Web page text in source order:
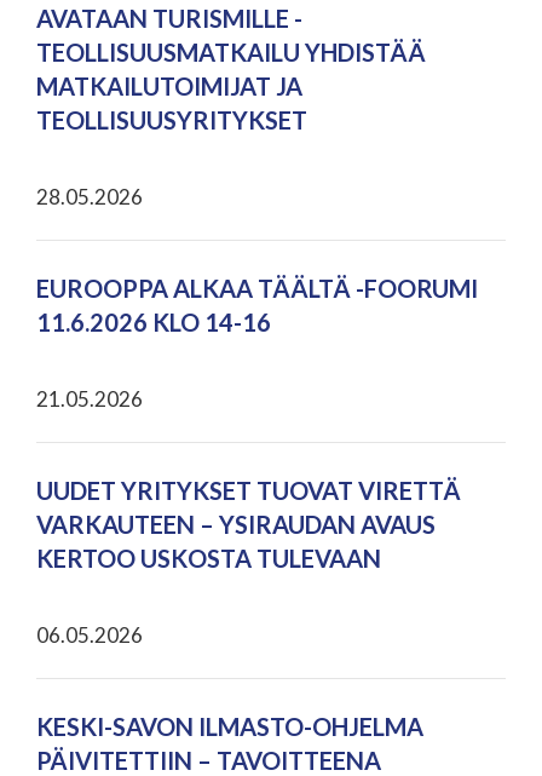
AVATAAN TURISMILLE -
TEOLLISUUSMATKAILU YHDISTÄÄ
MATKAILUTOIMIJAT JA
TEOLLISUUSYRITYKSET
28.05.2026
EUROOPPA ALKAA TÄÄLTÄ -FOORUMI
11.6.2026 KLO 14-16
21.05.2026
UUDET YRITYKSET TUOVAT VIRETTÄ
VARKAUTEEN – YSIRAUDAN AVAUS
KERTOO USKOSTA TULEVAAN
06.05.2026
KESKI-SAVON ILMASTO-OHJELMA
PÄIVITETTIIN – TAVOITTEENA